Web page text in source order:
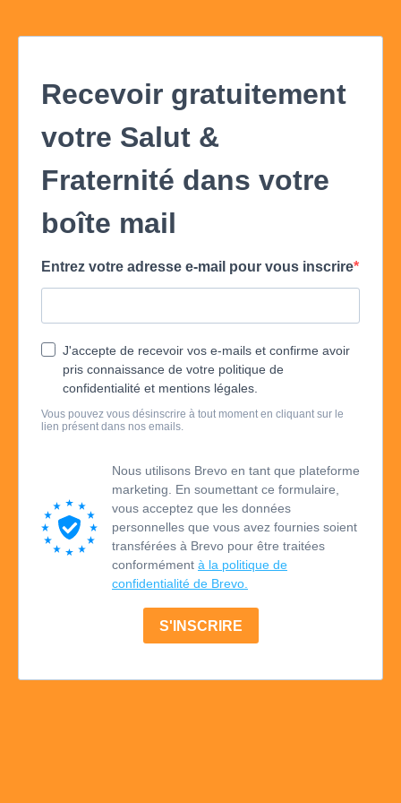
Recevoir gratuitement
votre Salut &
Fraternité dans votre
boîte mail
Entrez votre adresse e-mail pour vous inscrire
J'accepte de recevoir vos e-mails et confirme avoir
pris connaissance de votre politique de
confidentialité et mentions légales.
Vous pouvez vous désinscrire à tout moment en cliquant sur le
lien présent dans nos emails.
Nous utilisons Brevo en tant que plateforme
marketing. En soumettant ce formulaire,
vous acceptez que les données
personnelles que vous avez fournies soient
transférées à Brevo pour être traitées
conformément à la politique de
confidentialité de Brevo.
S'INSCRIRE